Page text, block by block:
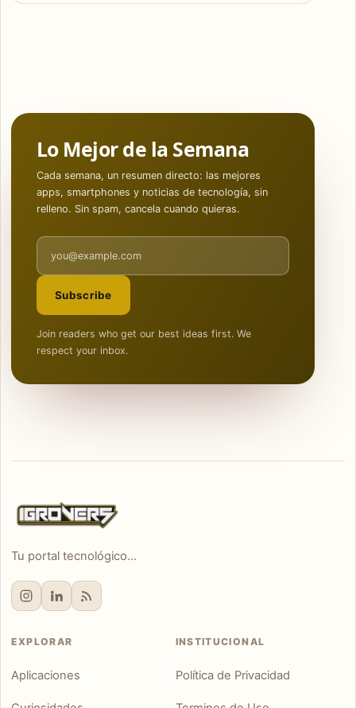
Lo Mejor de la Semana
Cada semana, un resumen directo: las mejores
apps, smartphones y noticias de tecnología, sin
relleno. Sin spam, cancela cuando quieras.
Email address
Subscribe
Join readers who get our best ideas first. We
respect your inbox.
Tu portal tecnológico...
EXPLORAR
Aplicaciones
INSTITUCIONAL
Política de Privacidad